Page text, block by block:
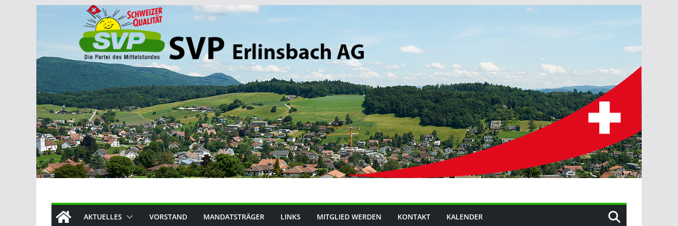
AKTUELLES VORSTAND MANDATSTRÄGER LINKS MITGLIED WERDEN KONTAKT KALENDER